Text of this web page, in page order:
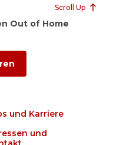
Scroll Up
Out of Home
und Karriere
und